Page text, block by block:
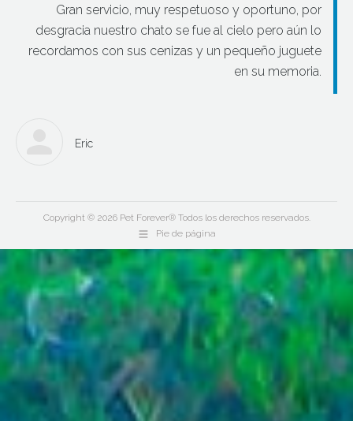
Gran servicio, muy respetuoso y oportuno, por
desgracia nuestro chato se fue al cielo pero aún lo
recordamos con sus cenizas y un pequeño juguete
en su memoria.
Eric
Copyright © 2026 Pet Forever® Todos los derechos reservados.
Pie de página